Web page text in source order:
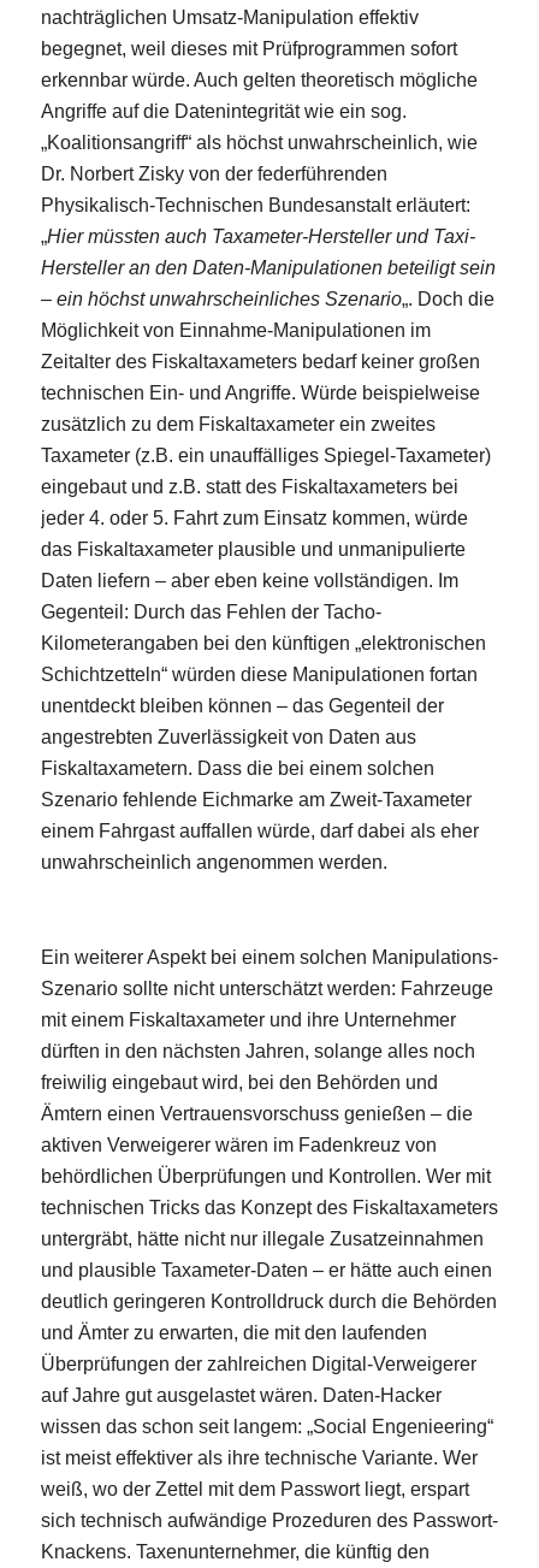
nachträglichen Umsatz-Manipulation effektiv
begegnet, weil dieses mit Prüfprogrammen sofort
erkennbar würde. Auch gelten theoretisch mögliche
Angriffe auf die Datenintegrität wie ein sog.
„Koalitionsangriff“ als höchst unwahrscheinlich, wie
Dr. Norbert Zisky von der federführenden
Physikalisch-Technischen Bundesanstalt erläutert:
„Hier müssten auch Taxameter-Hersteller und Taxi-
Hersteller an den Daten-Manipulationen beteiligt sein
– ein höchst unwahrscheinliches Szenario„. Doch die
Möglichkeit von Einnahme-Manipulationen im
Zeitalter des Fiskaltaxameters bedarf keiner großen
technischen Ein- und Angriffe. Würde beispielweise
zusätzlich zu dem Fiskaltaxameter ein zweites
Taxameter (z.B. ein unauffälliges Spiegel-Taxameter)
eingebaut und z.B. statt des Fiskaltaxameters bei
jeder 4. oder 5. Fahrt zum Einsatz kommen, würde
das Fiskaltaxameter plausible und unmanipulierte
Daten liefern – aber eben keine vollständigen. Im
Gegenteil: Durch das Fehlen der Tacho-
Kilometerangaben bei den künftigen „elektronischen
Schichtzetteln“ würden diese Manipulationen fortan
unentdeckt bleiben können – das Gegenteil der
angestrebten Zuverlässigkeit von Daten aus
Fiskaltaxametern. Dass die bei einem solchen
Szenario fehlende Eichmarke am Zweit-Taxameter
einem Fahrgast auffallen würde, darf dabei als eher
unwahrscheinlich angenommen werden.
Ein weiterer Aspekt bei einem solchen Manipulations-
Szenario sollte nicht unterschätzt werden: Fahrzeuge
mit einem Fiskaltaxameter und ihre Unternehmer
dürften in den nächsten Jahren, solange alles noch
freiwilig eingebaut wird, bei den Behörden und
Ämtern einen Vertrauensvorschuss genießen – die
aktiven Verweigerer wären im Fadenkreuz von
behördlichen Überprüfungen und Kontrollen. Wer mit
technischen Tricks das Konzept des Fiskaltaxameters
untergräbt, hätte nicht nur illegale Zusatzeinnahmen
und plausible Taxameter-Daten – er hätte auch einen
deutlich geringeren Kontrolldruck durch die Behörden
und Ämter zu erwarten, die mit den laufenden
Überprüfungen der zahlreichen Digital-Verweigerer
auf Jahre gut ausgelastet wären. Daten-Hacker
wissen das schon seit langem: „Social Engenieering“
ist meist effektiver als ihre technische Variante. Wer
weiß, wo der Zettel mit dem Passwort liegt, erspart
sich technisch aufwändige Prozeduren des Passwort-
Knackens. Taxenunternehmer, die künftig den